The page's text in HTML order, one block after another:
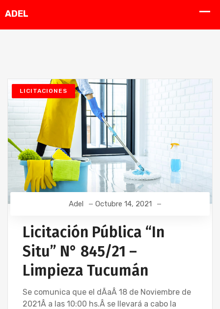
LICITACIONES
Adel Octubre 14, 2021
Licitación Pública “In
Situ” N° 845/21 –
Limpieza Tucumán
Se comunica que el dÃ­aÂ 18 de Noviembre de
2021Â a las 10:00 hs.Â se llevará a cabo la